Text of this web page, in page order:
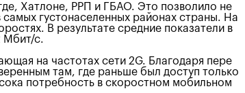
Хатлоне, РРП и ГБАО. Это позволило не
густонаселенных районах страны. На
В результате средние показатели в
Мбит/с.
на частотах сети 2G. Благодаря пере
там, где раньше был доступ только
потребность в скоростном мобильном